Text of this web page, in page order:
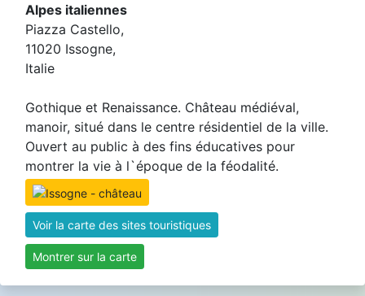
Alpes italiennes
Piazza Castello,
11020 Issogne,
Italie
Gothique et Renaissance. Château médiéval,
manoir, situé dans le centre résidentiel de la ville.
Ouvert au public à des fins éducatives pour
montrer la vie à l`époque de la féodalité.
Voir la carte des sites touristiques
Montrer sur la carte